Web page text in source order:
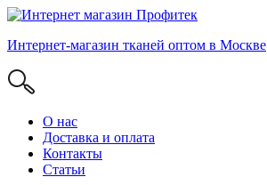
Интернет-магазин тканей оптом в Москве
О нас
Доставка и оплата
Контакты
Статьи